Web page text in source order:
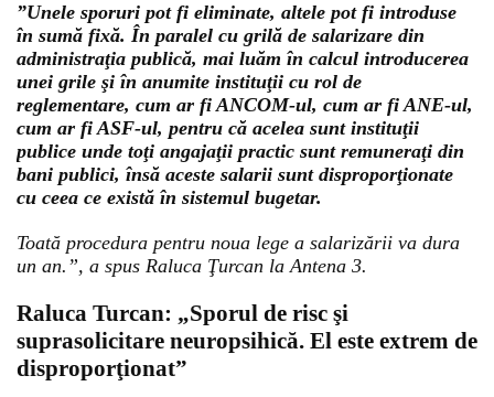
”Unele sporuri pot fi eliminate, altele pot fi introduse
în sumă fixă. În paralel cu grilă de salarizare din
administraţia publică, mai luăm în calcul introducerea
unei grile şi în anumite instituţii cu rol de
reglementare, cum ar fi ANCOM-ul, cum ar fi ANE-ul,
cum ar fi ASF-ul, pentru că acelea sunt instituţii
publice unde toţi angajaţii practic sunt remuneraţi din
bani publici, însă aceste salarii sunt disproporţionate
cu ceea ce există în sistemul bugetar.
Toată procedura pentru noua lege a salarizării va dura
un an.”, a spus Raluca Ţurcan la Antena 3.
Raluca Turcan: „Sporul de risc şi
suprasolicitare neuropsihică. El este extrem de
disproporţionat”